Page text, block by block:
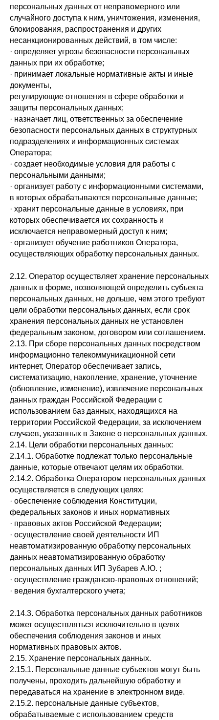
персональных данных от неправомерного или
случайного доступа к ним, уничтожения, изменения,
блокирования, распространения и других
несанкционированных действий, в том числе:
· определяет угрозы безопасности персональных
данных при их обработке;
· принимает локальные нормативные акты и иные
документы,
регулирующие отношения в сфере обработки и
защиты персональных данных;
· назначает лиц, ответственных за обеспечение
безопасности персональных данных в структурных
подразделениях и информационных системах
Оператора;
· создает необходимые условия для работы с
персональными данными;
· организует работу с информационными системами,
в которых обрабатываются персональные данные;
· хранит персональные данные в условиях, при
которых обеспечивается их сохранность и
исключается неправомерный доступ к ним;
· организует обучение работников Оператора,
осуществляющих обработку персональных данных.
2.12. Оператор осуществляет хранение персональных
данных в форме, позволяющей определить субъекта
персональных данных, не дольше, чем этого требуют
цели обработки персональных данных, если срок
хранения персональных данных не установлен
федеральным законом, договором или соглашением.
2.13. При сборе персональных данных посредством
информационно телекоммуникационной сети
интернет, Оператор обеспечивает запись,
систематизацию, накопление, хранение, уточнение
(обновление, изменение), извлечение персональных
данных граждан Российской Федерации с
использованием баз данных, находящихся на
территории Российской Федерации, за исключением
случаев, указанных в Законе о персональных данных.
2.14. Цели обработки персональных данных:
2.14.1. Обработке подлежат только персональные
данные, которые отвечают целям их обработки.
2.14.2. Обработка Оператором персональных данных
осуществляется в следующих целях:
· обеспечение соблюдения Конституции,
федеральных законов и иных нормативных
· правовых актов Российской Федерации;
· осуществление своей деятельности ИП
неавтоматизированную обработку персональных
данных неавтоматизированную обработку
персональных данных ИП Зубарев А.Ю. ;
· осуществление гражданско-правовых отношений;
· ведения бухгалтерского учета;
2.14.3. Обработка персональных данных работников
может осуществляться исключительно в целях
обеспечения соблюдения законов и иных
нормативных правовых актов.
2.15. Хранение персональных данных.
2.15.1. Персональные данные субъектов могут быть
получены, проходить дальнейшую обработку и
передаваться на хранение в электронном виде.
2.15.2. персональные данные субъектов,
обрабатываемые с использованием средств